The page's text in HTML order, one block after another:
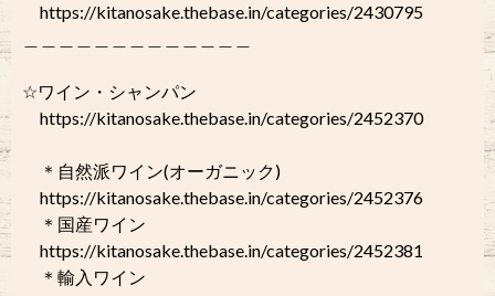
https://kitanosake.thebase.in/categories/2430795
☆ワイン・シャンパン
https://kitanosake.thebase.in/categories/2452370
＊自然派ワイン(オーガニック)
https://kitanosake.thebase.in/categories/2452376
＊国産ワイン
https://kitanosake.thebase.in/categories/2452381
＊輸入ワイン